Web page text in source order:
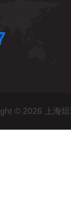
© 2026 上海